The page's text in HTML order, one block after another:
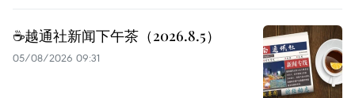
☕️越通社新闻下午茶（2026.8.5）
05/08/2026 09:31